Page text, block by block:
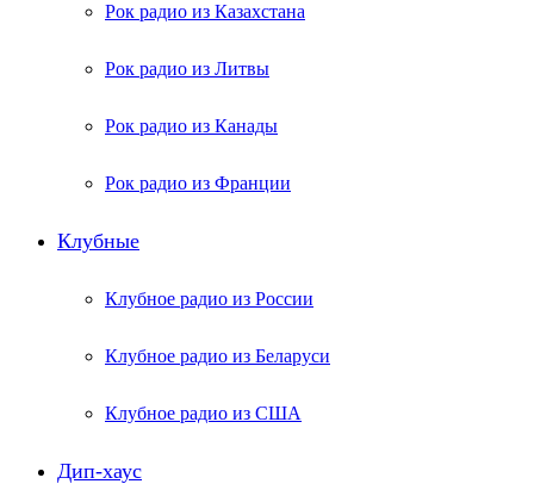
Рок радио из Казахстана
Рок радио из Литвы
Рок радио из Канады
Рок радио из Франции
Клубные
Клубное радио из России
Клубное радио из Беларуси
Клубное радио из США
Дип-хаус